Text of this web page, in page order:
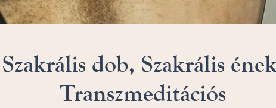
Szakrális dob, Szakrális
Transzmeditációs